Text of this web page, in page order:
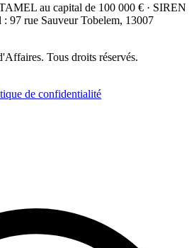
au capital de 100 000 € · SIREN
: 97 rue Sauveur Tobelem, 13007
Tous droits réservés.
de confidentialité